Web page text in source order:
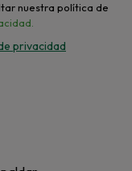
nuestra política de
privacidad